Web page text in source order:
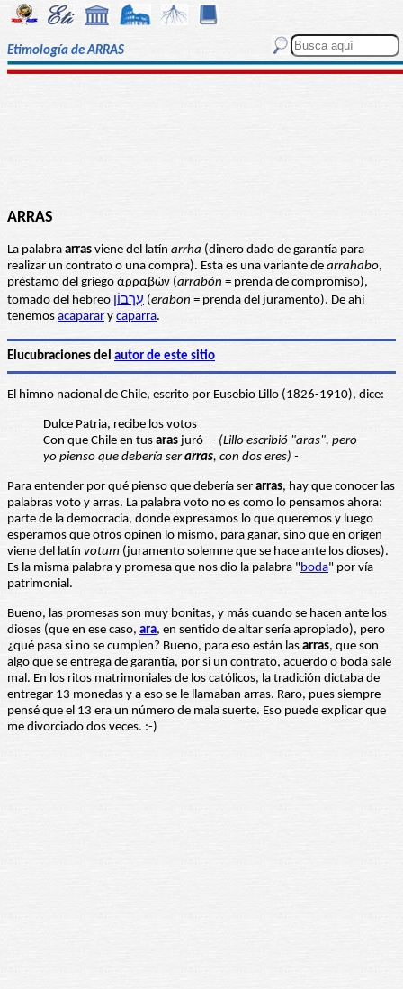
Etimología de ARRAS
ARRAS
La palabra arras viene del latín arrha (dinero dado de garantía para
realizar un contrato o una compra). Esta es una variante de arrahabo,
préstamo del griego ἀρραβών (arrabón = prenda de compromiso),
tomado del hebreo עֲרָבוֹן (erabon = prenda del juramento). De ahí
tenemos acaparar y caparra.
Elucubraciones del autor de este sitio
El himno nacional de Chile, escrito por Eusebio Lillo (1826-1910), dice:
Dulce Patria, recibe los votos
Con que Chile en tus aras juró - (Lillo escribió "aras", pero
yo pienso que debería serarras, con dos eres) -
Para entender por qué pienso que debería ser arras, hay que conocer las
palabras voto y arras. La palabra voto no es como lo pensamos ahora:
parte de la democracia, donde expresamos lo que queremos y luego
esperamos que otros opinen lo mismo, para ganar, sino que en origen
viene del latín votum (juramento solemne que se hace ante los dioses).
Es la misma palabra y promesa que nos dio la palabra "boda" por vía
patrimonial.
Bueno, las promesas son muy bonitas, y más cuando se hacen ante los
dioses (que en ese caso, ara, en sentido de altar sería apropiado), pero
¿qué pasa si no se cumplen? Bueno, para eso están las arras, que son
algo que se entrega de garantía, por si un contrato, acuerdo o boda sale
mal. En los ritos matrimoniales de los católicos, la tradición dictaba de
entregar 13 monedas y a eso se le llamaban arras. Raro, pues siempre
pensé que el 13 era un número de mala suerte. Eso puede explicar que
me divorciado dos veces. :-)